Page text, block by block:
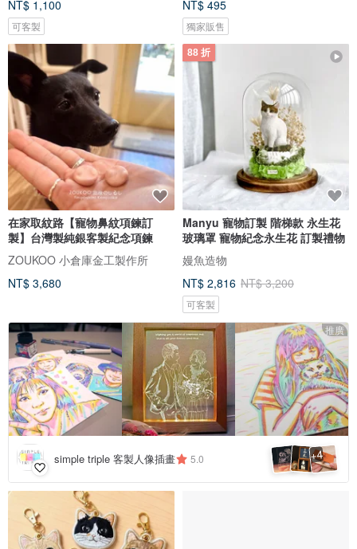
NT$ 1,100
可客製
NT$ 495
獨家販售
在家取紋路【寵物鼻紋項鍊訂
製】台灣製純銀客製紀念項鍊
ZOUKOO 小倉庫金工製作所
NT$ 3,680
88 折
Manyu 寵物訂製 階梯款 永生花
玻璃罩 寵物紀念永生花 訂製禮物
嫚魚造物
NT$ 2,816 NT$ 3,200
可客製
推廣
simple triple 客製人像插畫 5.0 +4